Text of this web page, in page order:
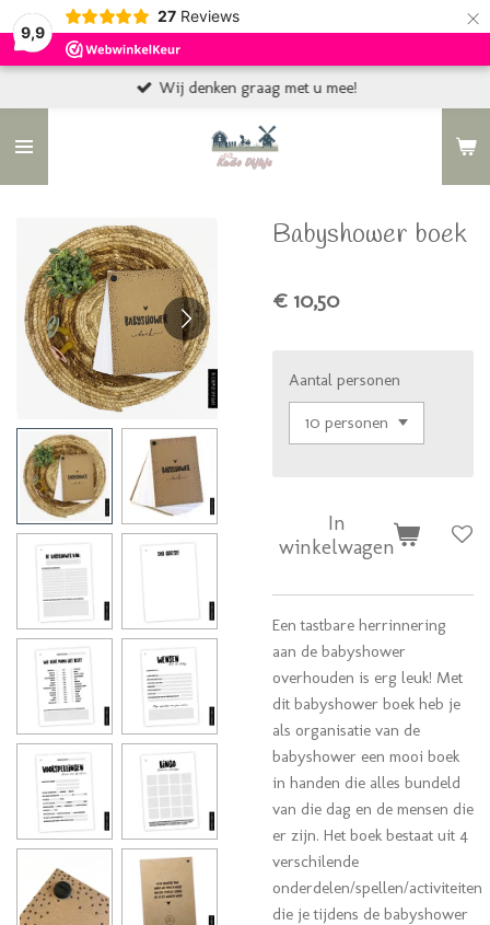
9,9
27 Reviews ×
Wij denken graag met u mee!
Babyshower boek
€ 10,50
Aantal personen
In
winkelwagen
Een tastbare herrinnering
aan de babyshower
overhouden is erg leuk! Met
dit babyshower boek heb je
als organisatie van de
babyshower een mooi boek
in handen die alles bundeld
van die dag en de mensen die
er zijn. Het boek bestaat uit 4
verschilende
onderdelen/spellen/activiteiten
die je tijdens de babyshower